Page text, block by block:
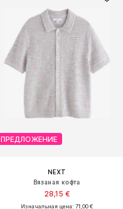
ПРЕДЛОЖЕНИЕ
NEXT
Вязаная кофта
28,15 €
Изначальная цена: 71,00 €